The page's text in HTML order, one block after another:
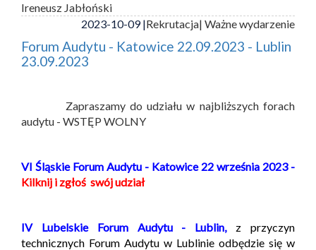
Ireneusz Jabłoński
2023-10-09 |Rekrutacja| Ważne wydarzenie
Forum Audytu - Katowice 22.09.2023 - Lublin
23.09.2023
Zapraszamy do udziału w najbliższych forach
audytu - WSTĘP WOLNY
VI Śląskie Forum Audytu - Katowice 22 września 2023 -
Kilknij i zgłoś swój udział
IV Lubelskie Forum Audytu - Lublin,
z przyczyn
technicznych Forum Audytu w Lublinie odbędzie się w